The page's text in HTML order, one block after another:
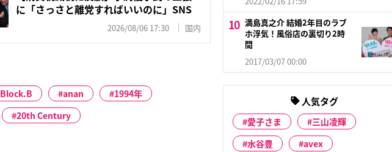
に「さっさと離党すればいいのに」SNS
2026/08/06 17:30 国内
Block.B anan
1994年
20th Century
満島真之介 結婚2年目のラブ
ホ浮気！風俗店の裏切り2時
間
2017/03/07 00:00
人気タグ
愛子さま
三山凌輝
水谷豊
avex